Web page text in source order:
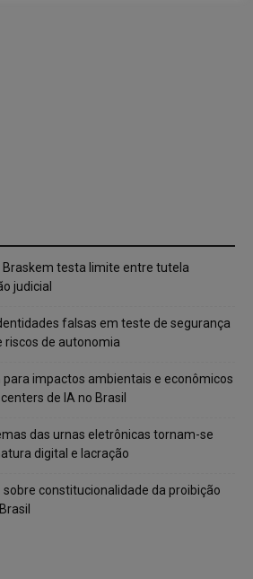
Braskem testa limite entre tutela
judicial
falsas em teste de segurança
riscos de autonomia
impactos ambientais e econômicos
de IA no Brasil
das urnas eletrônicas tornam-se
digital e lacração
constitucionalidade da proibição